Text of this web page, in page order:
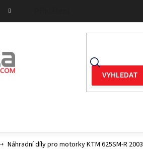
Náhradní díly pro motorky KTM 625SM-R 2003